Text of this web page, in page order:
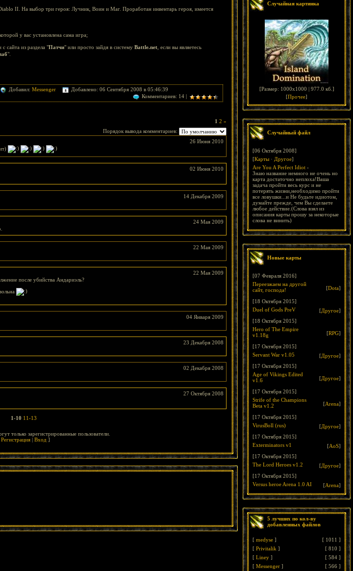
II. На выбор три героя: Лучник, Воин и Маг. Проработан инвентарь героя, имеется
у вас установлена сама игра;
сайта из раздела "Патчи" или просто зайдя в систему Battle.net , если вы являетесь
".
Добавил: Messenger
Добавлено: 06 Сентября 2008 в 05:46:39
Комментариев: 14 |
1 2 »
Порядок вывода комментариев:
26 Июня 2010
02 Июня 2010
14 Декабря 2009
24 Мая 2009
22 Мая 2009
22 Мая 2009
после убийства Андариэль?
04 Января 2009
23 Декабря 2008
02 Декабря 2008
27 Октября 2008
1-10 11-13
только зарегистрированные пользователи.
Регистрация| Вход ]
Случайная картинка
[Размер: 1000x1000 | 977.0 кб. ]
[Прочее]
Случайный файл
[06 Октября 2008]
[Карты · Другое]
Are You A Perfect Idiot -
Знаю название немного не очень но
карта достаточно неплоха!Ваша
задача пройти весь курс и не
потерять жизни,необходимо пройти
все ловушки...и Не будьте идиотом,
думайте прежде, чем Вы сделаете
любое действие.(Слова взял из
описания карты прошу за некоторые
слова не винить)
Новые карты
[07 Февраля 2016]
Переезжаем на другой
сайт, господа!
[Dota]
[18 Октября 2015]
Duel of Gods PreV
[Другое]
[18 Октября 2015]
Hero of The Empire
v1.18g
[RPG]
[17 Октября 2015]
Servant War v1.05
[Другое]
[17 Октября 2015]
Age of Vikings Edited
v1.6
[Другое]
[17 Октября 2015]
Strife of the Champions
Beta v1.2
[Arena]
[17 Октября 2015]
VirusBoll (rus)
[Другое]
[17 Октября 2015]
Exterminators v1
[AoS]
[17 Октября 2015]
The Lord Heroes v1.2
[Другое]
[17 Октября 2015]
Versus heroe Arena 1.0 AI
[Arena]
5 лучших по кол-ву
добавленных файлов
[ medyse ] [ 1011 ]
[ Privitalik ] [ 810 ]
[ Liney ] [ 584 ]
[ Messenger ] [ 566 ]